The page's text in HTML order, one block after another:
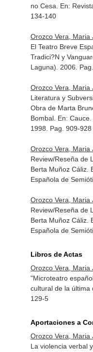
no Cesa. En:
134-140
Orozco Vera, Maria
El Teatro Breve
Tradici?N y
Laguna) . 2006.
Orozco Vera, Maria
Literatura y
Obra de Marta
Bombal. En:
1998. Pag. 909-928
Orozco Vera, Maria
Review/Reseña de
Berta Muñoz Cáliz.
Española de
Orozco Vera, Maria
Review/Reseña de
Berta Muñoz Cáliz.
Española de
Libros de Actas
Orozco Vera, Maria
"Microteatro
cultural de la última
129-5
Aportaciones a
Orozco Vera, Maria
La violencia verbal